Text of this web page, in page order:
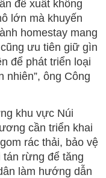
đề xuất không
lớn mà khuyến
homestay mang
ưu tiên giữ gìn
để phát triển loại
nhiên”, ông Công
khu vực Núi
cần triển khai
rác thải, bảo vệ
rừng để tăng
làm hướng dẫn